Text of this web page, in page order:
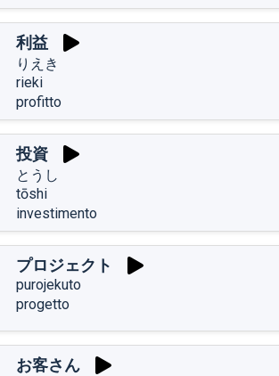
利益
りえき
rieki
profitto
投資
とうし
tōshi
investimento
プロジェクト
purojekuto
progetto
お客さん